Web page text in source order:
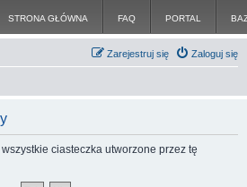
STRONA GŁÓWNA FAQ PORTAL
Zaloguj się
Zarejestruj się
ciasteczka utworzone przez tę